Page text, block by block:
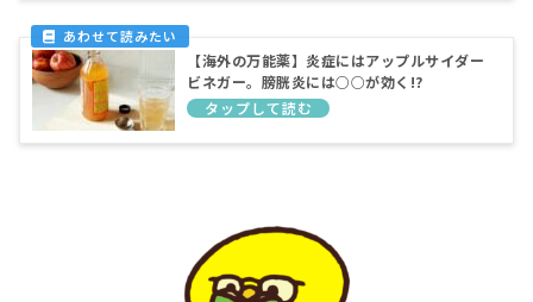
【海外の万能薬】炎症にはアップルサイダー
ビネガー。膀胱炎には○○が効く!?